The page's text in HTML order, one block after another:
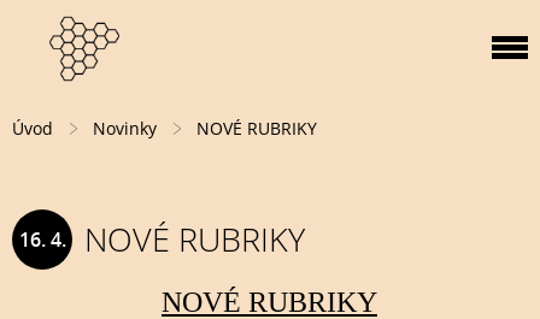
Úvod Novinky NOVÉ RUBRIKY
16. 4. NOVÉ RUBRIKY
NOVÉ RUBRIKY